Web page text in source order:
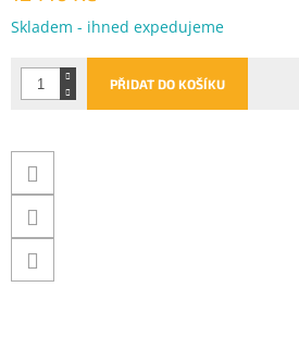
Měrná
Skladem - ihned expedujeme
PŘIDAT DO KOŠÍKU